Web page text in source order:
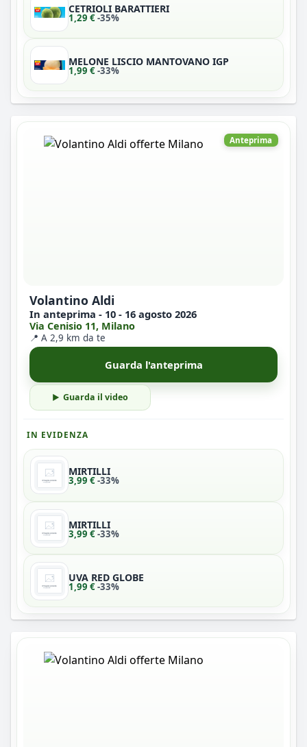
CETRIOLI BARATTIERI
1,29 €-35%
MELONE LISCIO MANTOVANO IGP
1,99 €-33%
Anteprima
Volantino Aldi
In anteprima - 10 - 16 agosto 2026
Via Cenisio 11, Milano
📍 A 2,9 km da te
Guarda l'anteprima
Guarda il video
IN EVIDENZA
MIRTILLI
3,99 €-33%
MIRTILLI
3,99 €-33%
UVA RED GLOBE
1,99 €-33%